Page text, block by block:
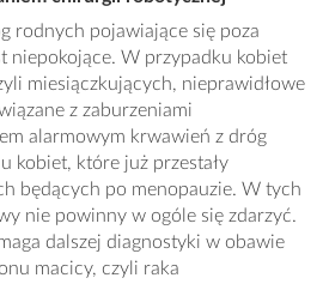
rodnych pojawiające się poza
niepokojące. W przypadku kobiet
miesiączkujących, nieprawidłowe
z zaburzeniami
alarmowym krwawień z dróg
kobiet, które już przestały
będących po menopauzie. W tych
nie powinny w ogóle się zdarzyć.
dalszej diagnostyki w obawie
macicy, czyli raka